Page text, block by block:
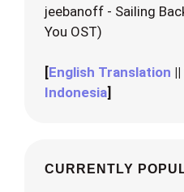
jeebanoff - Sailing
You OST)
[English Translation ||
Indonesia]
CURRENTLY